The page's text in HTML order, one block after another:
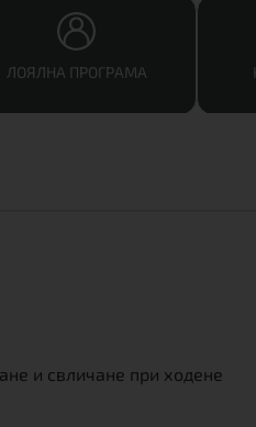
ЛОЯЛНА ПРОГРАМА
и свличане при ходене